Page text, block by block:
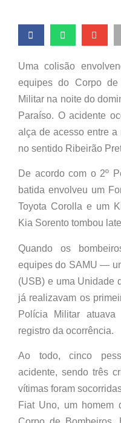
Uma colisão
equipes do Corpo
Militar na noite do
Paraíso. O acidente
alça de acesso entre a
no sentido Ribeirão
De acordo com o 2º
batida envolveu um
Toyota Corolla e um
Kia Sorento tombou
Quando os
equipes do SAMU —
(USB) e uma Unidade
já realizavam os
Polícia Militar
registro da ocorrência.
Ao todo, cinco
acidente, sendo três
vítimas foram
Fiat Uno, um homem